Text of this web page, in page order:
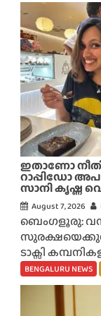
ഇതാണോ
റാപ്പിഡോ
സാനി കൃഷ്ണ
August 7, 2026
ബെംഗളൂരു:
ടാക്സി
BENGALURU NEWS